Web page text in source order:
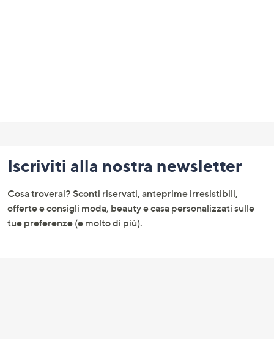
menu
e
informazioni
Iscriviti alla nostra newsletter
Cosa troverai? Sconti riservati, anteprime irresistibili,
offerte e consigli moda, beauty e casa personalizzati sulle
tue preferenze (e molto di più).